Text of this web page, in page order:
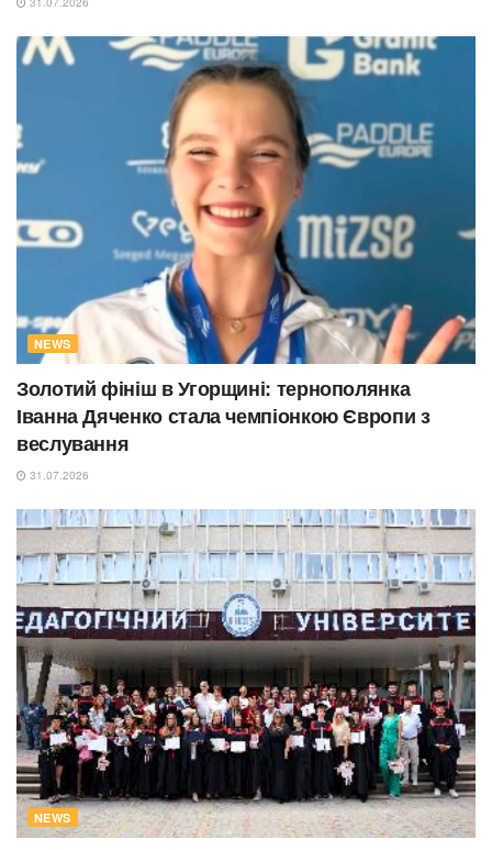
NEWS
Золотий фініш в Угорщині: тернополянка
Іванна Дяченко стала чемпіонкою Європи з
веслування
31.07.2026
NEWS